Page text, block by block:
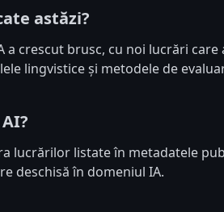
astăzi?
a crescut brusc, cu noi lucrări
lingvistice și metodele de
lucrărilor listate în metadatele
deschisă în domeniul IA.